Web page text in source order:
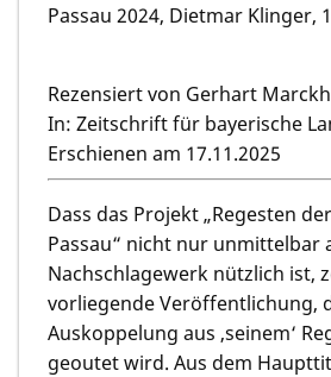
Passau 2024, Dietmar Klinger,
Rezensiert von Gerhart
In: Zeitschrift für bayerische
Erschienen am 17.11.2025
Dass das Projekt „Regesten
Passau“ nicht nur unmittelbar
Nachschlagewerk nützlich ist,
vorliegende Veröffentlichung,
Auskoppelung aus ‚seinem‘
geoutet wird. Aus dem